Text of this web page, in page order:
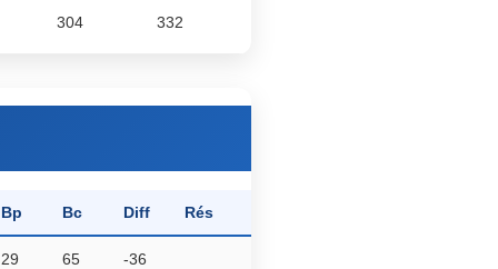
304 332
Bp Bc Diff Rés
29 65 -36